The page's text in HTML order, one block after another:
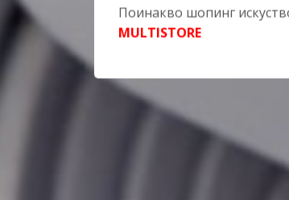
Поинакво шопинг
MULTISTORE